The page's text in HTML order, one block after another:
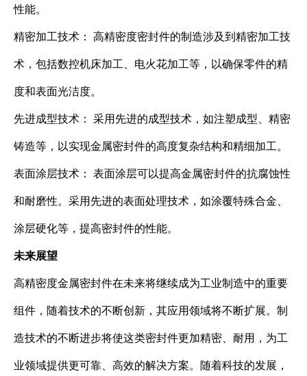
性能。
精密加工技术： 高精密度密封件的制造涉及到精密加工技
术，包括数控机床加工、电火花加工等，以确保零件的精
度和表面光洁度。
先进成型技术： 采用先进的成型技术，如注塑成型、精密
铸造等，以实现金属密封件的高度复杂结构和精细加工。
表面涂层技术： 表面涂层可以提高金属密封件的抗腐蚀性
和耐磨性。采用先进的表面处理技术，如涂覆特殊合金、
涂层硬化等，提高密封件的性能。
未来展望
高精密度金属密封件在未来将继续成为工业制造中的重要
组件，随着技术的不断创新，其应用领域将不断扩展。制
造技术的不断进步将使这类密封件更加精密、耐用，为工
业领域提供更可靠、高效的解决方案。随着科技的发展，